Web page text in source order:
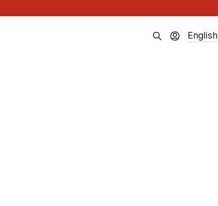
English